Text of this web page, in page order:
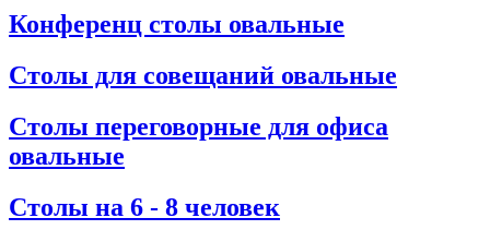
Конференц столы овальные
Столы для совещаний овальные
Столы переговорные для офиса
овальные
Столы на 6 - 8 человек